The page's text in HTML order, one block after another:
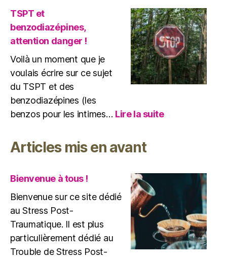
et
TSPTC
:
mon
usage
TSPT et
benzodiazépines,
attention danger !
Voilà un moment que je
voulais écrire sur ce sujet
du TSPT et des
benzodiazépines (les
benzos pour les intimes… Lire la suite:
Articles mis en avant
Bienvenue à tous !
Bienvenue sur ce site dédié
au Stress Post-
Traumatique. Il est plus
particulièrement dédié au
Trouble de Stress Post-